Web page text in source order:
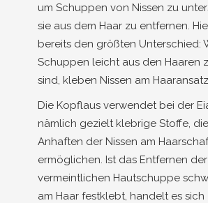
um Schuppen von Nissen zu
sie aus dem Haar zu entfernen.
bereits den größten Unterschied:
Schuppen leicht aus den Haaren
sind, kleben Nissen am
Die Kopflaus verwendet bei der
nämlich gezielt klebrige Stoffe,
Anhaften der Nissen am
ermöglichen. Ist das Entfernen der
vermeintlichen Hautschuppe
am Haar festklebt, handelt es sich